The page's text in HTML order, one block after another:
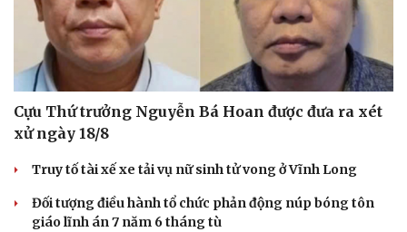
Cựu Thứ trưởng Nguyễn Bá Hoan được đưa ra xét
xử ngày 18/8
Truy tố tài xế xe tải vụ nữ sinh tử vong ở Vĩnh Long
Đối tượng điều hành tổ chức phản động núp bóng tôn
giáo lĩnh án 7 năm 6 tháng tù